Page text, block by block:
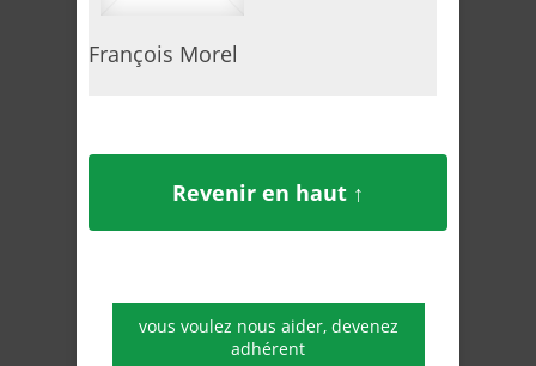
François Morel
Revenir en haut ↑
vous voulez nous aider, devenez
adhérent